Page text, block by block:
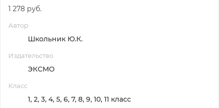
1 278 руб.
Автор
Школьник Ю.К.
Издательство
ЭКСМО
Класс
1, 2, 3, 4, 5, 6, 7, 8, 9, 10, 11 класс